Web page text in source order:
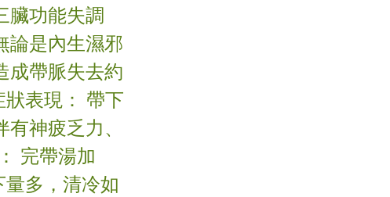
臟功能失調
論是內生濕邪
成帶脈失去約
表現： 帶下
神疲乏力、
完帶湯加
多，清冷如